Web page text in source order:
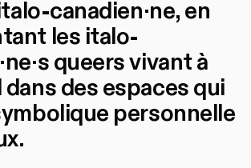
canadien·ne, en
les italo-
queers vivant à
des espaces qui
personnelle